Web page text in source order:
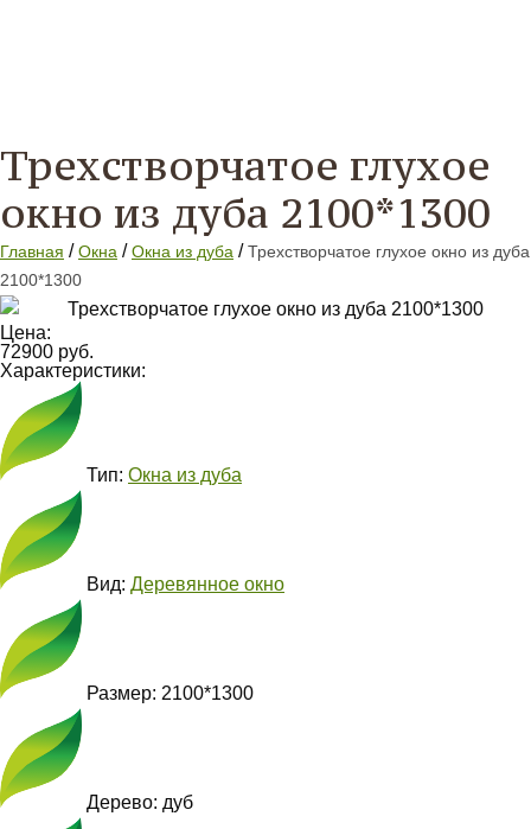
Трехстворчатое глухое
окно из дуба 2100*1300
Главная / Окна / Окна из дуба / Трехстворчатое глухое окно из дуба
2100*1300
Цена:
72900 руб.
Характеристики:
Тип: Окна из дуба
Вид: Деревянное окно
Размер: 2100*1300
Дерево: дуб